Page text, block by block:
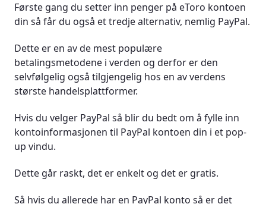
Første gang du setter inn penger på eToro kontoen
din så får du også et tredje alternativ, nemlig PayPal.
Dette er en av de mest populære
betalingsmetodene i verden og derfor er den
selvfølgelig også tilgjengelig hos en av verdens
største handelsplattformer.
Hvis du velger PayPal så blir du bedt om å fylle inn
kontoinformasjonen til PayPal kontoen din i et pop-
up vindu.
Dette går raskt, det er enkelt og det er gratis.
Så hvis du allerede har en PayPal konto så er det